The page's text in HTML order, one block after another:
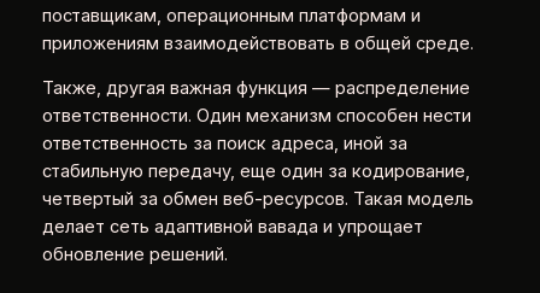
поставщикам, операционным платформам и
приложениям взаимодействовать в общей среде.
Также, другая важная функция — распределение
ответственности. Один механизм способен нести
ответственность за поиск адреса, иной за
стабильную передачу, еще один за кодирование,
четвертый за обмен веб-ресурсов. Такая модель
делает сеть адаптивной вавада и упрощает
обновление решений.